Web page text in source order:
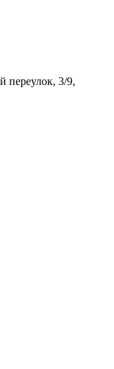
переулок, 3/9,